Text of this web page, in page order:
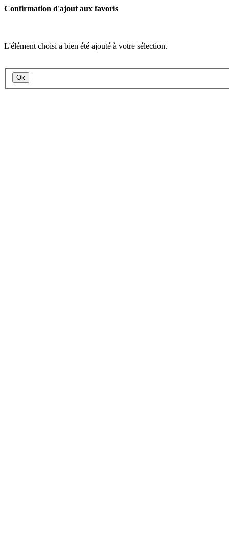
Confirmation d'ajout aux favoris
L'élément choisi a bien été ajouté à votre sélection.